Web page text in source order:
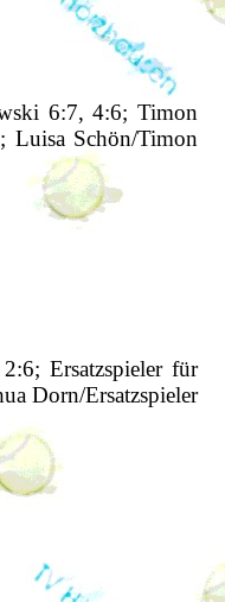
6:7, 4:6; Timon
Luisa Schön/Timon
Ersatzspieler für
Dorn/Ersatzspieler